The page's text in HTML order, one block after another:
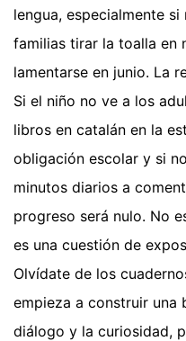
lengua, especialmente
familias tirar la toalla en
lamentarse en junio. La
Si el niño no ve a los
libros en catalán en la
obligación escolar y si
minutos diarios a
progreso será nulo. No
es una cuestión de
Olvídate de los
empieza a construir una
diálogo y la curiosidad,